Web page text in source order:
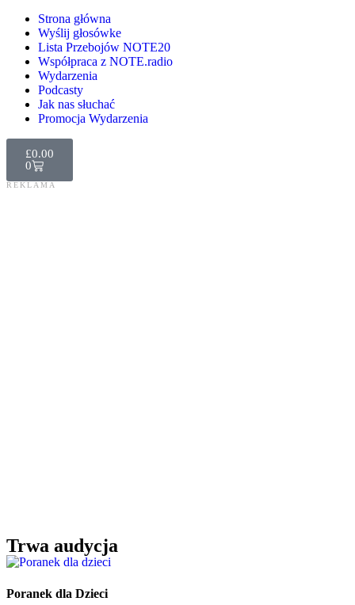
Strona główna
Wyślij głosówke
Lista Przebojów NOTE20
Współpraca z NOTE.radio
Wydarzenia
Podcasty
Jak nas słuchać
Promocja Wydarzenia
£0.00
0
Trwa audycja
Poranek dla Dzieci